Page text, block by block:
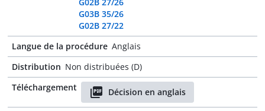
G03B 35/26
G02B 27/22
Langue de la procédure Anglais
Distribution Non distribuées (D)
Téléchargement
Décision en anglais